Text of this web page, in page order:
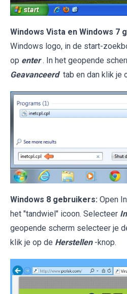
Windows Vista en Windows 7
Windows logo, in de start-
op enter . In het geopende
Geavanceerd tab en dan klik je
Windows 8 gebruikers: Open
het "tandwiel" icoon. Selecteer
geopende scherm selecteer je
klik je op de Herstellen -knop.